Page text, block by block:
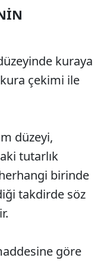
kuraya
çekimi ile
düzeyi,
tutarlık
birinde
takdirde söz
göre